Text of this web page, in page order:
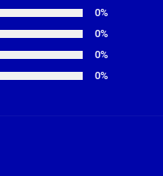
0%
0%
0%
0%